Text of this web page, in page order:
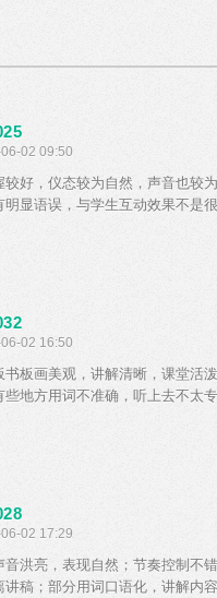
02 09:50
好，仪态较为自然，声音也较为
显语误，与学生互动效果不是
02 16:50
板画美观，讲解清晰，课堂活泼
地方用词不准确，听上去不太专
02 17:29
洪亮，表现自然；节奏控制不错
稿；部分用词口语化，讲解内容